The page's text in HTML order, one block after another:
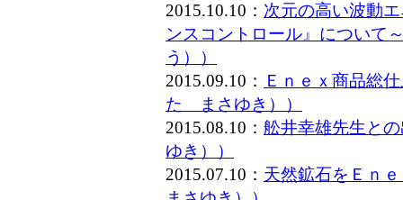
2015.10.10： 次元の高い波動
ンスコントロール』につい
う））
2015.09.10：
Ｅｎｅｘ商品総
た まさゆき））
2015.08.10： 舩井幸雄先生と
ゆき））
2015.07.10： 天然鉱石をＥｎ